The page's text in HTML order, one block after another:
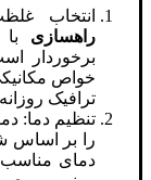
انتخاب
راهسازی
برخوردار
خواص
ترافیک
تنظیم دما:
را بر اساس
دمای